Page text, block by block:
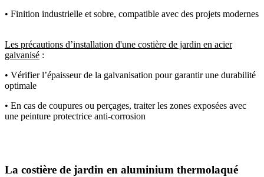
• Finition industrielle et sobre, compatible avec des projets modernes
Les précautions d’installation d'une costière de jardin en acier
galvanisé :
• Vérifier l’épaisseur de la galvanisation pour garantir une durabilité
optimale
• En cas de coupures ou perçages, traiter les zones exposées avec
une peinture protectrice anti-corrosion
La costière de jardin en aluminium thermolaqué